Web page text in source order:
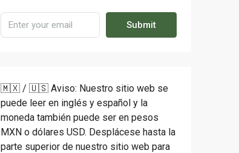
Submit
🇲🇽 / 🇺🇸 Aviso: Nuestro sitio web se
puede leer en inglés y español y la
moneda también puede ser en pesos
MXN o dólares USD. Desplácese hasta la
parte superior de nuestro sitio web para